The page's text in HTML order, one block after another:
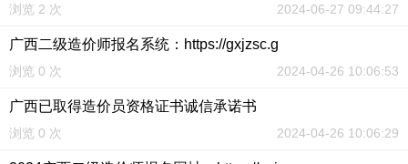
浏览 2 次 2024-06-27 09:44:27
广西二级造价师报名系统：https://gxjzsc.g
浏览 0 次 2024-04-26 10:06:53
广西已取得造价员资格证书诚信承诺书
浏览 0 次 2024-04-26 10:06:29